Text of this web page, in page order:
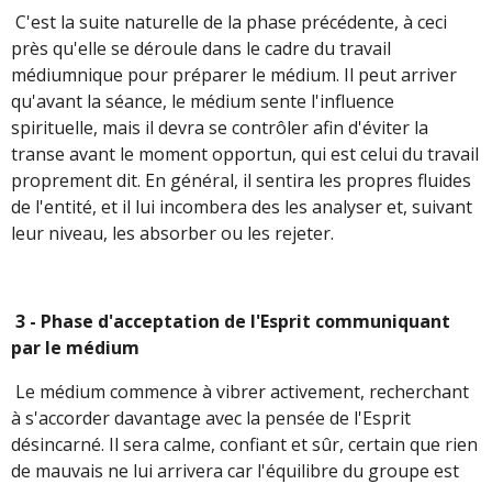
C'est la suite naturelle de la phase précédente, à ceci
près qu'elle se déroule dans le cadre du travail
médiumnique pour préparer le médium. Il peut arriver
qu'avant la séance, le médium sente l'influence
spirituelle, mais il devra se contrôler afin d'éviter la
transe avant le moment opportun, qui est celui du travail
proprement dit. En général, il sentira les propres fluides
de l'entité, et il lui incombera des les analyser et, suivant
leur niveau, les absorber ou les rejeter.
3 - Phase d'acceptation de l'Esprit communiquant
par le médium
Le médium commence à vibrer activement, recherchant
à s'accorder davantage avec la pensée de l'Esprit
désincarné. Il sera calme, confiant et sûr, certain que rien
de mauvais ne lui arrivera car l'équilibre du groupe est